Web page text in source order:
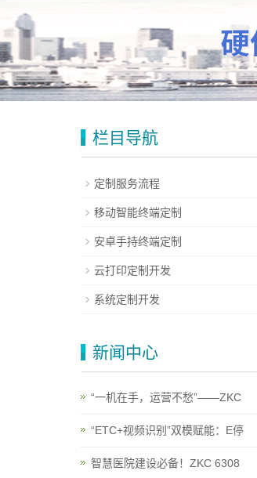
栏目导航
定制服务流程
移动智能终端定制
安卓手持终端定制
云打印定制开发
系统定制开发
新闻中心
“一机在手，运营不愁”——ZKC
“ETC+视频识别”双模赋能：E停
智慧医院建设必备！ZKC 6308